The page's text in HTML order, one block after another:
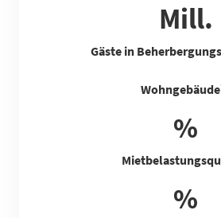
Mill.
Gäste in
%
%